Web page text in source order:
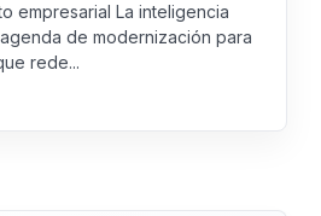
empresarial La inteligencia
de modernización para
rede...